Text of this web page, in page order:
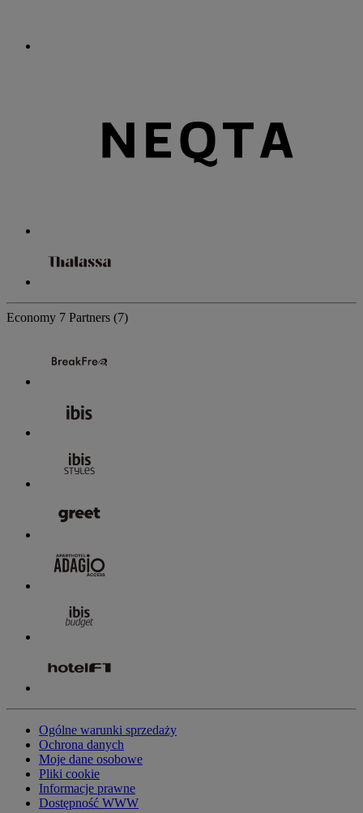
Economy 7 Partners (7)
Ogólne warunki sprzedaży
Ochrona danych
Moje dane osobowe
Pliki cookie
Informacje prawne
Dostępność WWW